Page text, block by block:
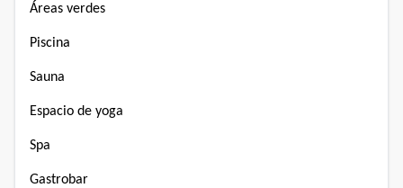
Áreas verdes
Piscina
Sauna
Espacio de yoga
Spa
Gastrobar